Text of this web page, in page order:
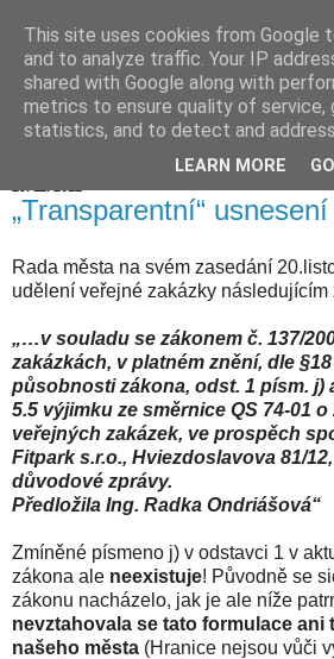
Hranické listy
„Transparentní“
Rada města na svém zasedání
udělení veřejné zakázky následujícím
„…v souladu se zákonem č. 137/
zakázkách, v platném znění, dle
působnosti zákona, odst. 1 písm. j)
5.5 výjimku ze směrnice QS 74-01
veřejných zakázek, ve prospěch
Fitpark s.r.o., Hviezdoslavova 81/
důvodové zprávy.
Předložila Ing. Radka Ondriášová“
Zmíněné písmeno j) v odstavci 1 v
zákona ale neexistuje! Původně se
zákonu nacházelo, jak je ale níže
nevztahovala se tato formulace ani
našeho města (Hranice nejsou vůči
This site uses cookies from Google
and to analyze traffic. Your IP
shared with Google along with
metrics to ensure quality of service,
statistics, and to detect and
LEARN MORE